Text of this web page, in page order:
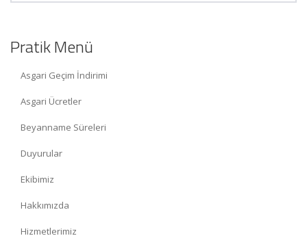
Pratik Menü
Asgari Geçim İndirimi
Asgari Ücretler
Beyanname Süreleri
Duyurular
Ekibimiz
Hakkımızda
Hizmetlerimiz